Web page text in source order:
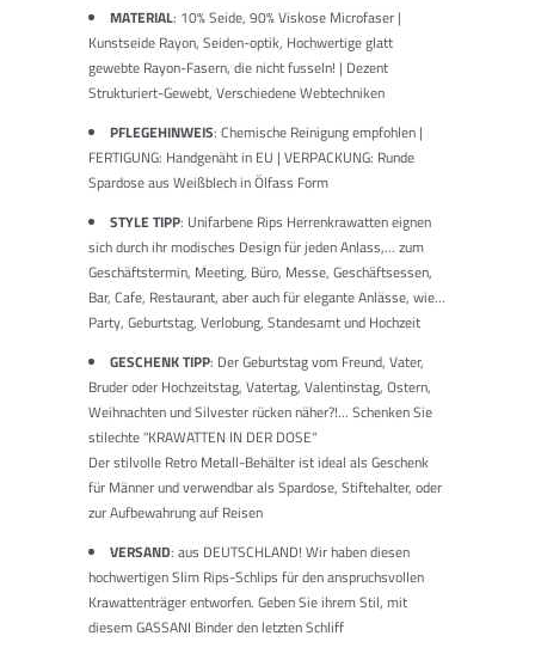
MATERIAL: 10% Seide, 90% Viskose Microfaser |
Kunstseide Rayon, Seiden-optik, Hochwertige glatt
gewebte Rayon-Fasern, die nicht fusseln! | Dezent
Strukturiert-Gewebt, Verschiedene Webtechniken
PFLEGEHINWEIS: Chemische Reinigung empfohlen |
FERTIGUNG: Handgenäht in EU | VERPACKUNG: Runde
Spardose aus Weißblech in Ölfass Form
STYLE TIPP: Unifarbene Rips Herrenkrawatten eignen
sich durch ihr modisches Design für jeden Anlass,... zum
Geschäftstermin, Meeting, Büro, Messe, Geschäftsessen,
Bar, Cafe, Restaurant, aber auch für elegante Anlässe, wie...
Party, Geburtstag, Verlobung, Standesamt und Hochzeit
GESCHENK TIPP: Der Geburtstag vom Freund, Vater,
Bruder oder Hochzeitstag, Vatertag, Valentinstag, Ostern,
Weihnachten und Silvester rücken näher?!... Schenken Sie
stilechte "KRAWATTEN IN DER DOSE"
Der stilvolle Retro Metall-Behälter ist ideal als Geschenk
für Männer und verwendbar als Spardose, Stiftehalter, oder
zur Aufbewahrung auf Reisen
VERSAND: aus DEUTSCHLAND! Wir haben diesen
hochwertigen Slim Rips-Schlips für den anspruchsvollen
Krawattenträger entworfen. Geben Sie ihrem Stil, mit
diesem GASSANI Binder den letzten Schliff